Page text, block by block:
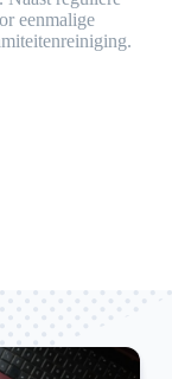
eenmalige